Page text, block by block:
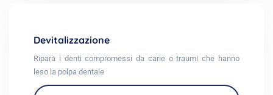
Devitalizzazione
Ripara i denti compromessi da carie o traumi che hanno
leso la polpa dentale